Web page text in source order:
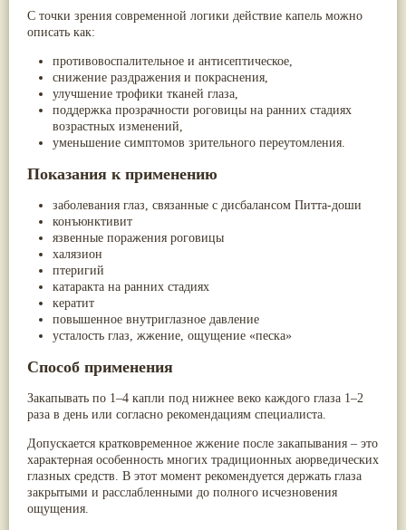
С точки зрения современной логики действие капель можно
описать как:
противовоспалительное и антисептическое,
снижение раздражения и покраснения,
улучшение трофики тканей глаза,
поддержка прозрачности роговицы на ранних стадиях
возрастных изменений,
уменьшение симптомов зрительного переутомления.
Показания к применению
заболевания глаз, связанные с дисбалансом Питта-доши
конъюнктивит
язвенные поражения роговицы
халязион
птеригий
катаракта на ранних стадиях
кератит
повышенное внутриглазное давление
усталость глаз, жжение, ощущение «песка»
Способ применения
Закапывать по 1–4 капли под нижнее веко каждого глаза 1–2
раза в день или согласно рекомендациям специалиста.
Допускается кратковременное жжение после закапывания – это
характерная особенность многих традиционных аюрведических
глазных средств. В этот момент рекомендуется держать глаза
закрытыми и расслабленными до полного исчезновения
ощущения.
(9)
Юстиция сосудистая/Васака (9)
Жасмин(8)
Каранджа(8)
Касторовое масло(8)
Кутаки(8)
Мята(8)
more...